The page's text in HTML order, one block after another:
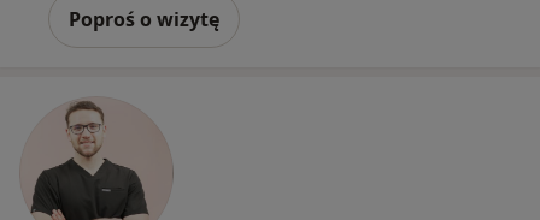
Poproś o wizytę